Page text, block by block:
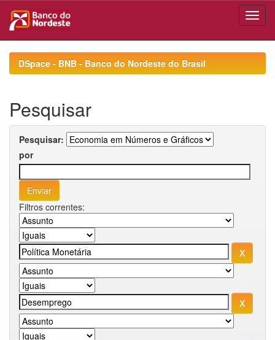
navigationDSpace - BNB - Banco do Nordeste do Brasil
Pesquisar
Pesquisar:
por
Filtros correntes: